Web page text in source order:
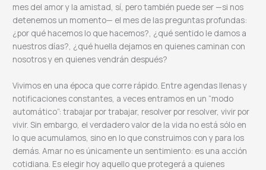
mes del amor y la amistad, sí, pero también puede ser —si nos
detenemos un momento— el mes de las preguntas profundas:
¿por qué hacemos lo que hacemos?, ¿qué sentido le damos a
nuestros días?, ¿qué huella dejamos en quienes caminan con
nosotros y en quienes vendrán después?
Vivimos en una época que corre rápido. Entre agendas llenas y
notificaciones constantes, a veces entramos en un “modo
automático”: trabajar por trabajar, resolver por resolver, vivir por
vivir. Sin embargo, el verdadero valor de la vida no está sólo en
lo que acumulamos, sino en lo que construimos con y para los
demás. Amar no es únicamente un sentimiento: es una acción
cotidiana. Es elegir hoy aquello que protegerá a quienes